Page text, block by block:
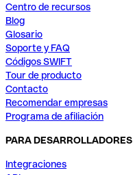
Centro de recursos
Blog
Glosario
Soporte y FAQ
Códigos SWIFT
Tour de producto
Contacto
Recomendar empresas
Programa de afiliación
PARA DESARROLLADORES
Integraciones